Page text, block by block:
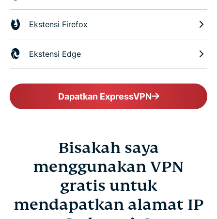
Ekstensi Firefox
Ekstensi Edge
Dapatkan ExpressVPN
Bisakah saya
menggunakan VPN
gratis untuk
mendapatkan alamat IP